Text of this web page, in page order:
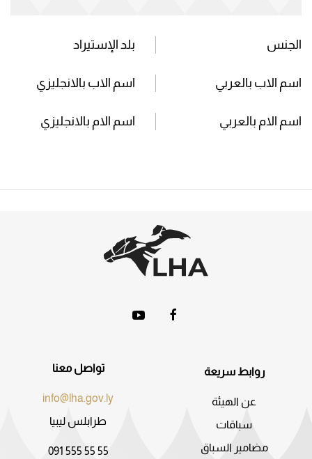
الجنس بلد الإستيراد
اسم الاب بالعربي اسم الاب بالانجليزي
اسم الام بالعربي اسم الام بالانجليزي
روابط سريعة
عن الهيئة
سباقات
مضامير السباق
تواصل معنا
info@lha.gov.ly
طرابلس ليبيا
091 555 55 55